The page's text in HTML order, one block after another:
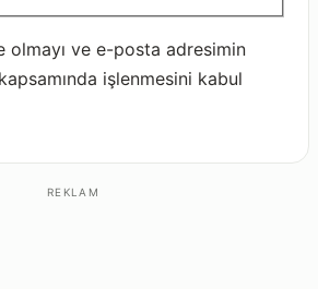
olmayı ve e-posta adresimin
kapsamında işlenmesini kabul
REKLAM